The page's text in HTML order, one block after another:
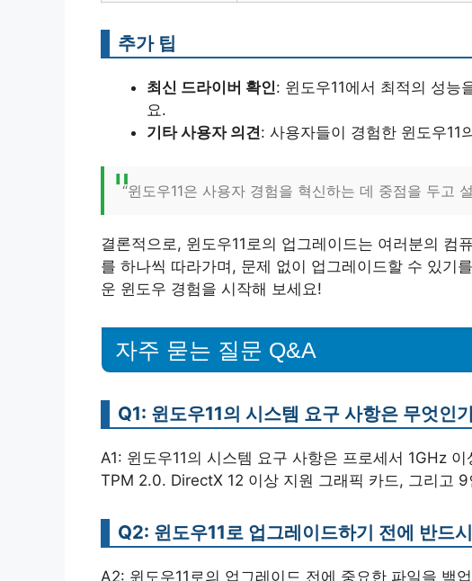
추가 팁
최신 드라이버 확인: 윈도우11에서 최적의 성능
요.
기타 사용자 의견: 사용자들이 경험한 윈도우11
“윈도우11은 사용자 경험을 혁신하는 데 중점을 두고
결론적으로, 윈도우11로의 업그레이드는 여러분의 컴
를 하나씩 따라가며, 문제 없이 업그레이드할 수 있기
운 윈도우 경험을 시작해 보세요!
자주 묻는 질문 Q&A
Q1: 윈도우11의 시스템 요구 사항은 무엇인
A1: 윈도우11의 시스템 요구 사항은 프로세서 1GHz
TPM 2.0. DirectX 12 이상 지원 그래픽 카드, 그리고
Q2: 윈도우11로 업그레이드하기 전에 반드
A2: 윈도우11로의 업그레이드 전에 중요한 파일을 백